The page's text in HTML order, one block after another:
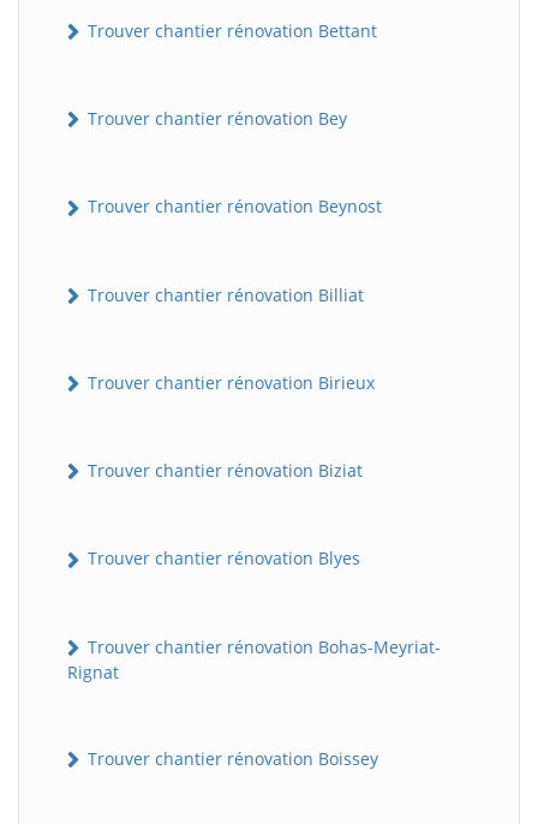
Trouver chantier rénovation Bettant
Trouver chantier rénovation Bey
Trouver chantier rénovation Beynost
Trouver chantier rénovation Billiat
Trouver chantier rénovation Birieux
Trouver chantier rénovation Biziat
Trouver chantier rénovation Blyes
Trouver chantier rénovation Bohas-Meyriat-
Rignat
Trouver chantier rénovation Boissey